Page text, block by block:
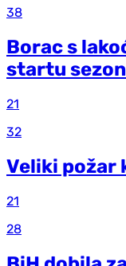
38
Borac s
startu
21
32
Veliki požar
21
28